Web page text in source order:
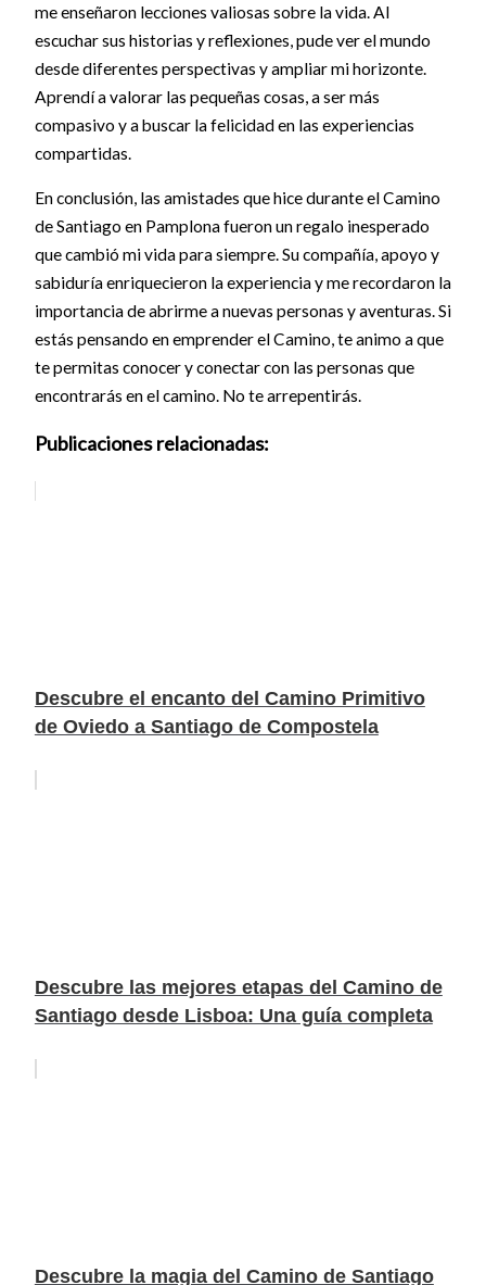
me enseñaron lecciones valiosas sobre la vida. Al
escuchar sus historias y reflexiones, pude ver el mundo
desde diferentes perspectivas y ampliar mi horizonte.
Aprendí a valorar las pequeñas cosas, a ser más
compasivo y a buscar la felicidad en las experiencias
compartidas.
En conclusión, las amistades que hice durante el Camino
de Santiago en Pamplona fueron un regalo inesperado
que cambió mi vida para siempre. Su compañía, apoyo y
sabiduría enriquecieron la experiencia y me recordaron la
importancia de abrirme a nuevas personas y aventuras. Si
estás pensando en emprender el Camino, te animo a que
te permitas conocer y conectar con las personas que
encontrarás en el camino. No te arrepentirás.
Publicaciones relacionadas:
Descubre el encanto del Camino Primitivo
de Oviedo a Santiago de Compostela
Descubre las mejores etapas del Camino de
Santiago desde Lisboa: Una guía completa
Descubre la magia del Camino de Santiago